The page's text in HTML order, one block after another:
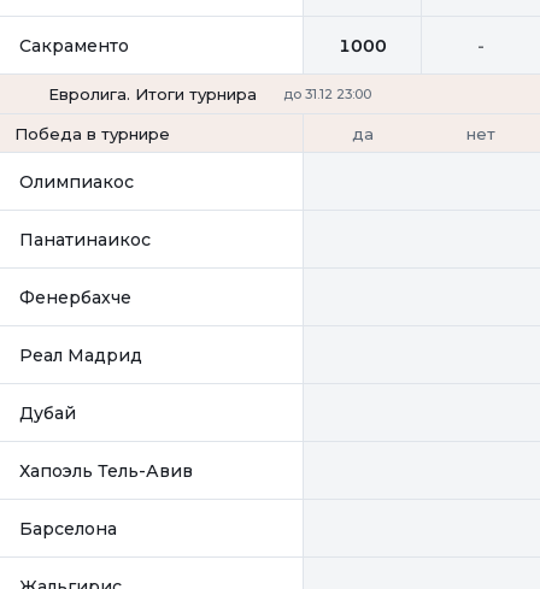
Сакраменто 1000 -
Евролига. Итоги турнира до 31.12 23:00
Победа в турнире да нет
Олимпиакос
Панатинаикос
Фенербахче
Реал Мадрид
Дубай
Хапоэль Тель-Авив
Барселона